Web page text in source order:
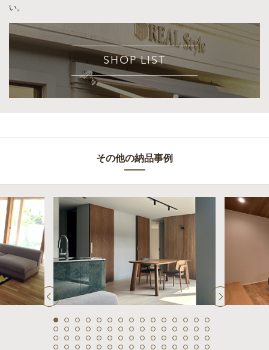
い。
SHOP LIST
その他の納品事例